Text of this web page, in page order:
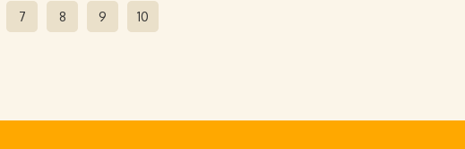
7 8 9 10